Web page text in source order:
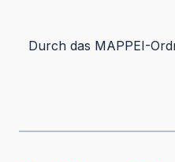
Durch das MAPPEI-